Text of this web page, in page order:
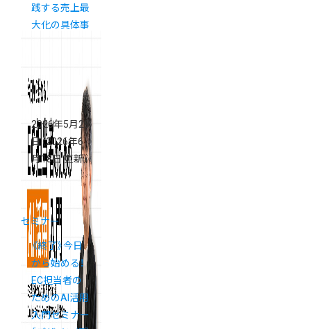
践する売上最
大化の具体事
2026年5月28
日（2026年6
月18日 更新）
セミナー
《終了》今日
から始める！
EC担当者の
ためのAI活用
入門セミナー